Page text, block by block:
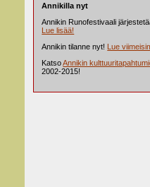
Annikilla nyt
Annikin Runofestivaali
Lue lisää!
Annikin tilanne nyt! Lue
KatsoAnnikin
2002-2015!